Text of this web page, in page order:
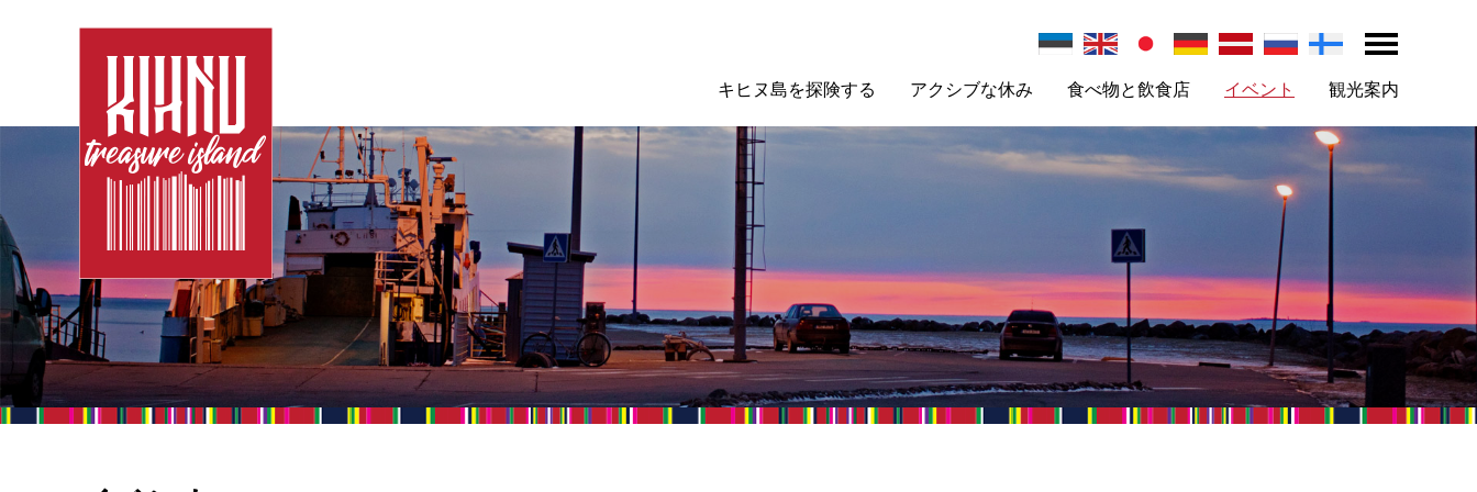
キヒヌ島を探険する アクシブな休み 食べ物と飲食店 イベント 観光案内